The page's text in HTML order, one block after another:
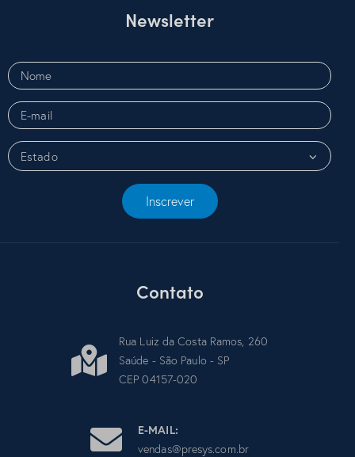
Newsletter
Inscrever
Contato
Rua Luiz da Costa Ramos, 260
Saúde - São Paulo - SP
CEP 04157-020
E-MAIL:
vendas@presys.com.br